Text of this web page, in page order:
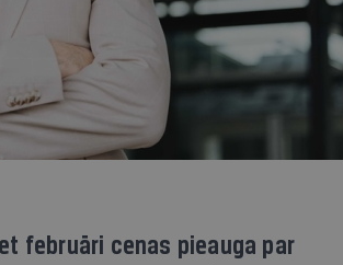
februāri cenas pieauga par